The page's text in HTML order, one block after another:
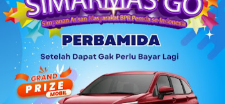
adalah bagian dari kegiatan yang akan Sinergis lakukan
dalam waktu dekat, yaitu diskusi publik yang membahas
mengenai kesehatan mental. "Sebetulnya donasi buku itu
rangkaian kegiatan dari acara diskusi publik. Karena Sinergis
juga memiliki kegiatan rutinan yang tujuannya agar
meningkatkan minat baca dan literasi," jelas Elsa Nur
Sabela, Wakil Ketua Sinergis, s...